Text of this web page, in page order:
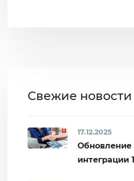
Свежие новости
17.12.2025
Обновление
интеграции